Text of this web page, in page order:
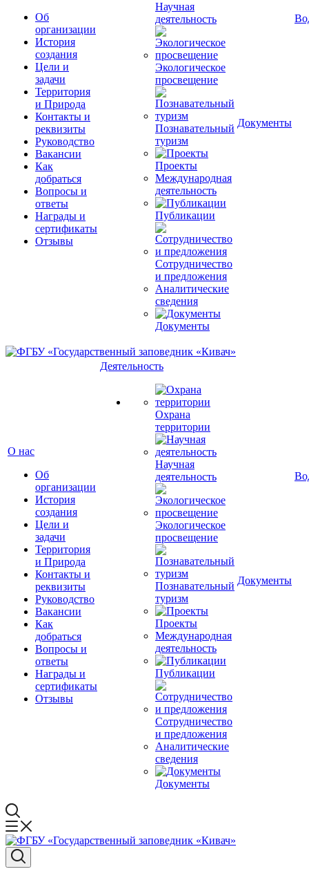
Об
организации
История
создания
Цели и
задачи
Территория
и Природа
Контакты и
реквизиты
Руководство
Вакансии
Как
добраться
Вопросы и
ответы
Награды и
сертификаты
Отзывы
Научная
деятельность
Экологическое
просвещение
Познавательный
туризм
Проекты
Международная
деятельность
Публикации
Сотрудничество
и предложения
Аналитические
сведения
Документы
Документы
О нас
Об
организации
История
создания
Цели и
задачи
Территория
и Природа
Контакты и
реквизиты
Руководство
Вакансии
Как
добраться
Вопросы и
ответы
Награды и
сертификаты
Отзывы
Деятельность
Охрана
территории
Научная
деятельность
Экологическое
просвещение
Познавательный
туризм
Проекты
Международная
деятельность
Публикации
Сотрудничество
и предложения
Аналитические
сведения
Документы
Документы